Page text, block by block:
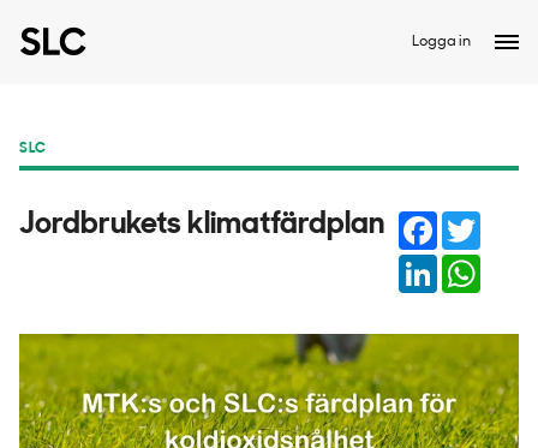
Logga in
SLC
Jordbrukets klimatfärdplan Facebook
LinkedIn